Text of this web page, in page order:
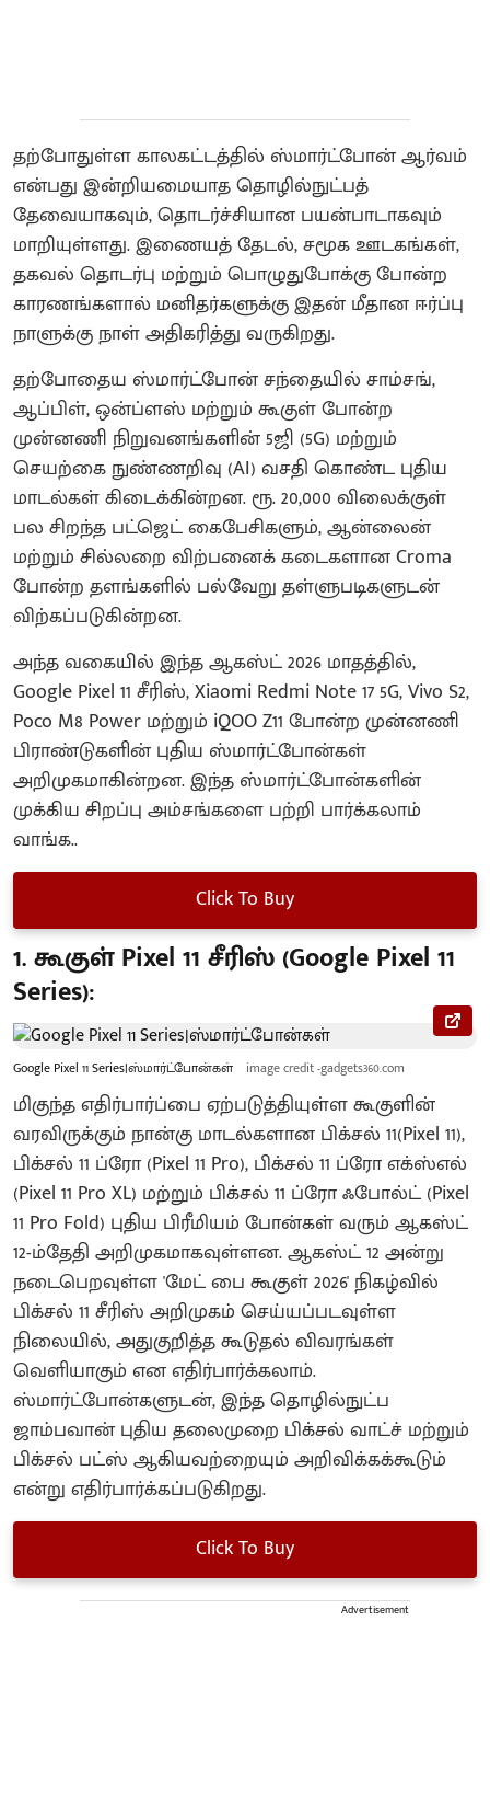
தற்போதுள்ள காலகட்டத்தில் ஸ்மார்ட்போன் ஆர்வம்
என்பது இன்றியமையாத தொழில்நுட்பத்
தேவையாகவும், தொடர்ச்சியான பயன்பாடாகவும்
மாறியுள்ளது. இணையத் தேடல், சமூக ஊடகங்கள்,
தகவல் தொடர்பு மற்றும் பொழுதுபோக்கு போன்ற
காரணங்களால் மனிதர்களுக்கு இதன் மீதான ஈர்ப்பு
நாளுக்கு நாள் அதிகரித்து வருகிறது.
தற்போதைய ஸ்மார்ட்போன் சந்தையில் சாம்சங்,
ஆப்பிள், ஒன்ப்ளஸ் மற்றும் கூகுள் போன்ற
முன்னணி நிறுவனங்களின் 5ஜி (5G) மற்றும்
செயற்கை நுண்ணறிவு (AI) வசதி கொண்ட புதிய
மாடல்கள் கிடைக்கி்ன்றன. ரூ. 20,000 விலைக்குள்
பல சிறந்த பட்ஜெட் கைபேசிகளும், ஆன்லைன்
மற்றும் சில்லறை விற்பனைக் கடைகளான Croma
போன்ற தளங்களில் பல்வேறு தள்ளுபடிகளுடன்
விற்கப்படுகின்றன.
அந்த வகையில் இந்த ஆகஸ்ட் 2026 மாதத்தில்,
Google Pixel 11 சீரிஸ், Xiaomi Redmi Note 17 5G, Vivo S2,
Poco M8 Power மற்றும் iQOO Z11 போன்ற முன்னணி
பிராண்டுகளின் புதிய ஸ்மார்ட்போன்கள்
அறிமுகமாகின்றன. இந்த ஸ்மார்ட்போன்களின்
முக்கிய சிறப்பு அம்சங்களை பற்றி பார்க்கலாம்
வாங்க..
Click To Buy
1. கூகுள் Pixel 11 சீரிஸ் (Google Pixel 11
Series):
Google Pixel 11 Series|ஸ்மார்ட்போன்கள் image credit -gadgets360.com
மிகுந்த எதிர்பார்ப்பை ஏற்படுத்தியுள்ள கூகுளின்
வரவிருக்கும் நான்கு மாடல்களான பிக்சல் 11(Pixel 11),
பிக்சல் 11 ப்ரோ (Pixel 11 Pro), பிக்சல் 11 ப்ரோ எக்ஸ்எல்
(Pixel 11 Pro XL) மற்றும் பிக்சல் 11 ப்ரோ ஃபோல்ட் (Pixel
11 Pro Fold) புதிய பிரீமியம் போன்கள் வரும் ஆகஸ்ட்
12-ம்தேதி அறிமுகமாகவுள்ளன. ஆகஸ்ட் 12 அன்று
நடைபெறவுள்ள 'மேட் பை கூகுள் 2026' நிகழ்வில்
பிக்சல் 11 சீரிஸ் அறிமுகம் செய்யப்படவுள்ள
நிலையில், அதுகுறித்த கூடுதல் விவரங்கள்
வெளியாகும் என எதிர்பார்க்கலாம்.
ஸ்மார்ட்போன்களுடன், இந்த தொழில்நுட்ப
ஜாம்பவான் புதிய தலைமுறை பிக்சல் வாட்ச் மற்றும்
பிக்சல் பட்ஸ் ஆகியவற்றையும் அறிவிக்கக்கூடும்
என்று எதிர்பார்க்கப்படுகிறது.
Click To Buy
Advertisement